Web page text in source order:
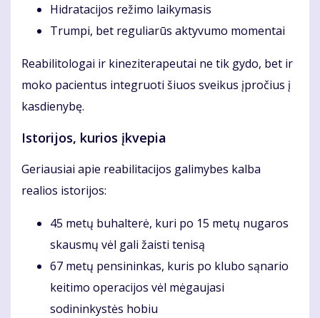
Hidratacijos režimo laikymasis
Trumpi, bet reguliarūs aktyvumo momentai
Reabilitologai ir kineziterapeutai ne tik gydo, bet ir
moko pacientus integruoti šiuos sveikus įpročius į
kasdienybę.
Istorijos, kurios įkvepia
Geriausiai apie reabilitacijos galimybes kalba
realios istorijos:
45 metų buhalterė, kuri po 15 metų nugaros
skausmų vėl gali žaisti tenisą
67 metų pensininkas, kuris po klubo sąnario
keitimo operacijos vėl mėgaujasi
sodininkystės hobiu